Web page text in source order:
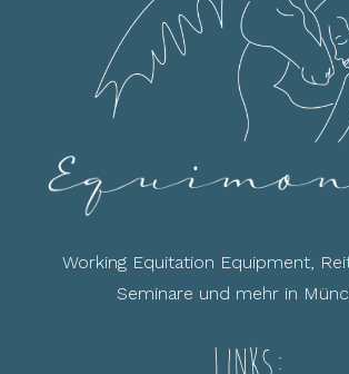
Working Equitation Equipment,
Seminare und mehr in